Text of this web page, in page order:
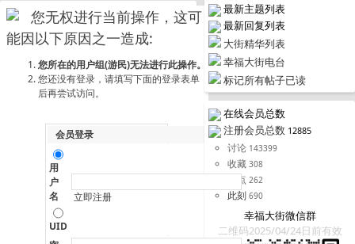
最新主题列表
最新回复列表
大街精华列表
幸福大街电台
标记所有帖子已读
在线会员总数
注册会员总数 12885
讨论 143399
收藏 308
据点 262
此刻 690
幸福大街微信群
二维码2025/04/24日前有效
您无权进行当前操作，这可
能因以下原因之一造成:
您所在的用户组(游民)无法进行此操作。
您还没有登录，请填写下面的登录表单
后再尝试访问。
会员登录
用
户
名
UID
立即注册